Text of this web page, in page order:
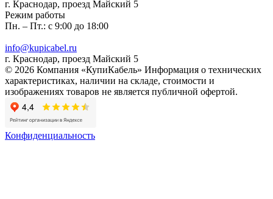
г. Краснодар, проезд Майский 5
Режим работы
Пн. – Пт.: с 9:00 до 18:00
info@kupicabel.ru
г. Краснодар, проезд Майский 5
© 2026 Компания «КупиКабель» Информация о технических
характеристиках, наличии на складе, стоимости и
изображениях товаров не является публичной офертой.
Конфиденциальность